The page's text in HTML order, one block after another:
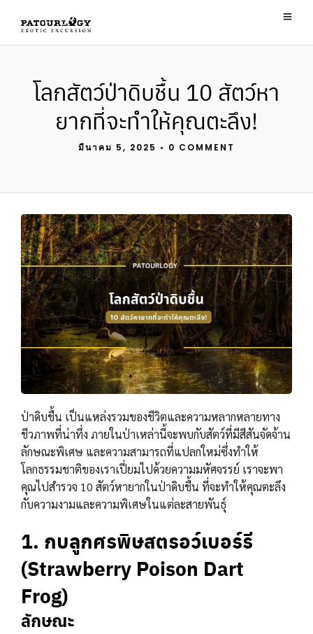
โลกสัตว์ป่าดิบชื้น 10 สัตว์หา
ยากที่จะทำให้คุณตะลึง!
มีนาคม 5, 2025 • 0 COMMENT
ป่าดิบชื้น เป็นแหล่งรวมของชีวิตและความหลากหลายทาง
ชีวภาพที่น่าทึ่ง ภายในป่าเหล่านี้จะพบกับสัตว์ที่มีสีสันจัดจ้าน
ลักษณะพิเศษ และความสามารถที่แปลกใหม่ซึ่งทำให้
โลกธรรมชาติของเราเปี่ยมไปด้วยความมหัศจรรย์ เราจะพา
คุณไปสำรวจ 10 สัตว์หายากในป่าดิบชื้น ที่จะทำให้คุณตะลึง
กับความงามและความพิเศษในแต่ละสายพันธุ์
1. กบลูกศรพิษสตรอว์เบอร์รี
(Strawberry Poison Dart
Frog)
ลักษณะ